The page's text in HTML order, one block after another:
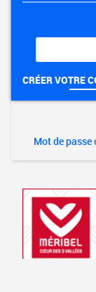
CRÉER VOTRE
Mot de passe